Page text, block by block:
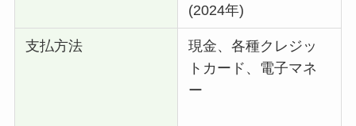
(2024年)
支払方法
現金、各種クレジッ
トカード、電子マネ
ー